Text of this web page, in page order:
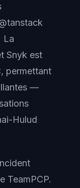
La
Snyk est
permettant
—
Hulud
TeamPCP.